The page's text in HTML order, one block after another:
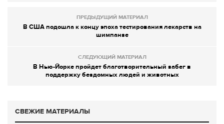
ПРЕДЫДУЩИЙ МАТЕРИАЛ
В США подошла к концу эпоха тестирования лекарств на
шимпанзе
СЛЕДУЮЩИЙ МАТЕРИАЛ
В Нью-Йорке пройдет благотворительный забег в
поддержку бездомных людей и животных
СВЕЖИЕ МАТЕРИАЛЫ